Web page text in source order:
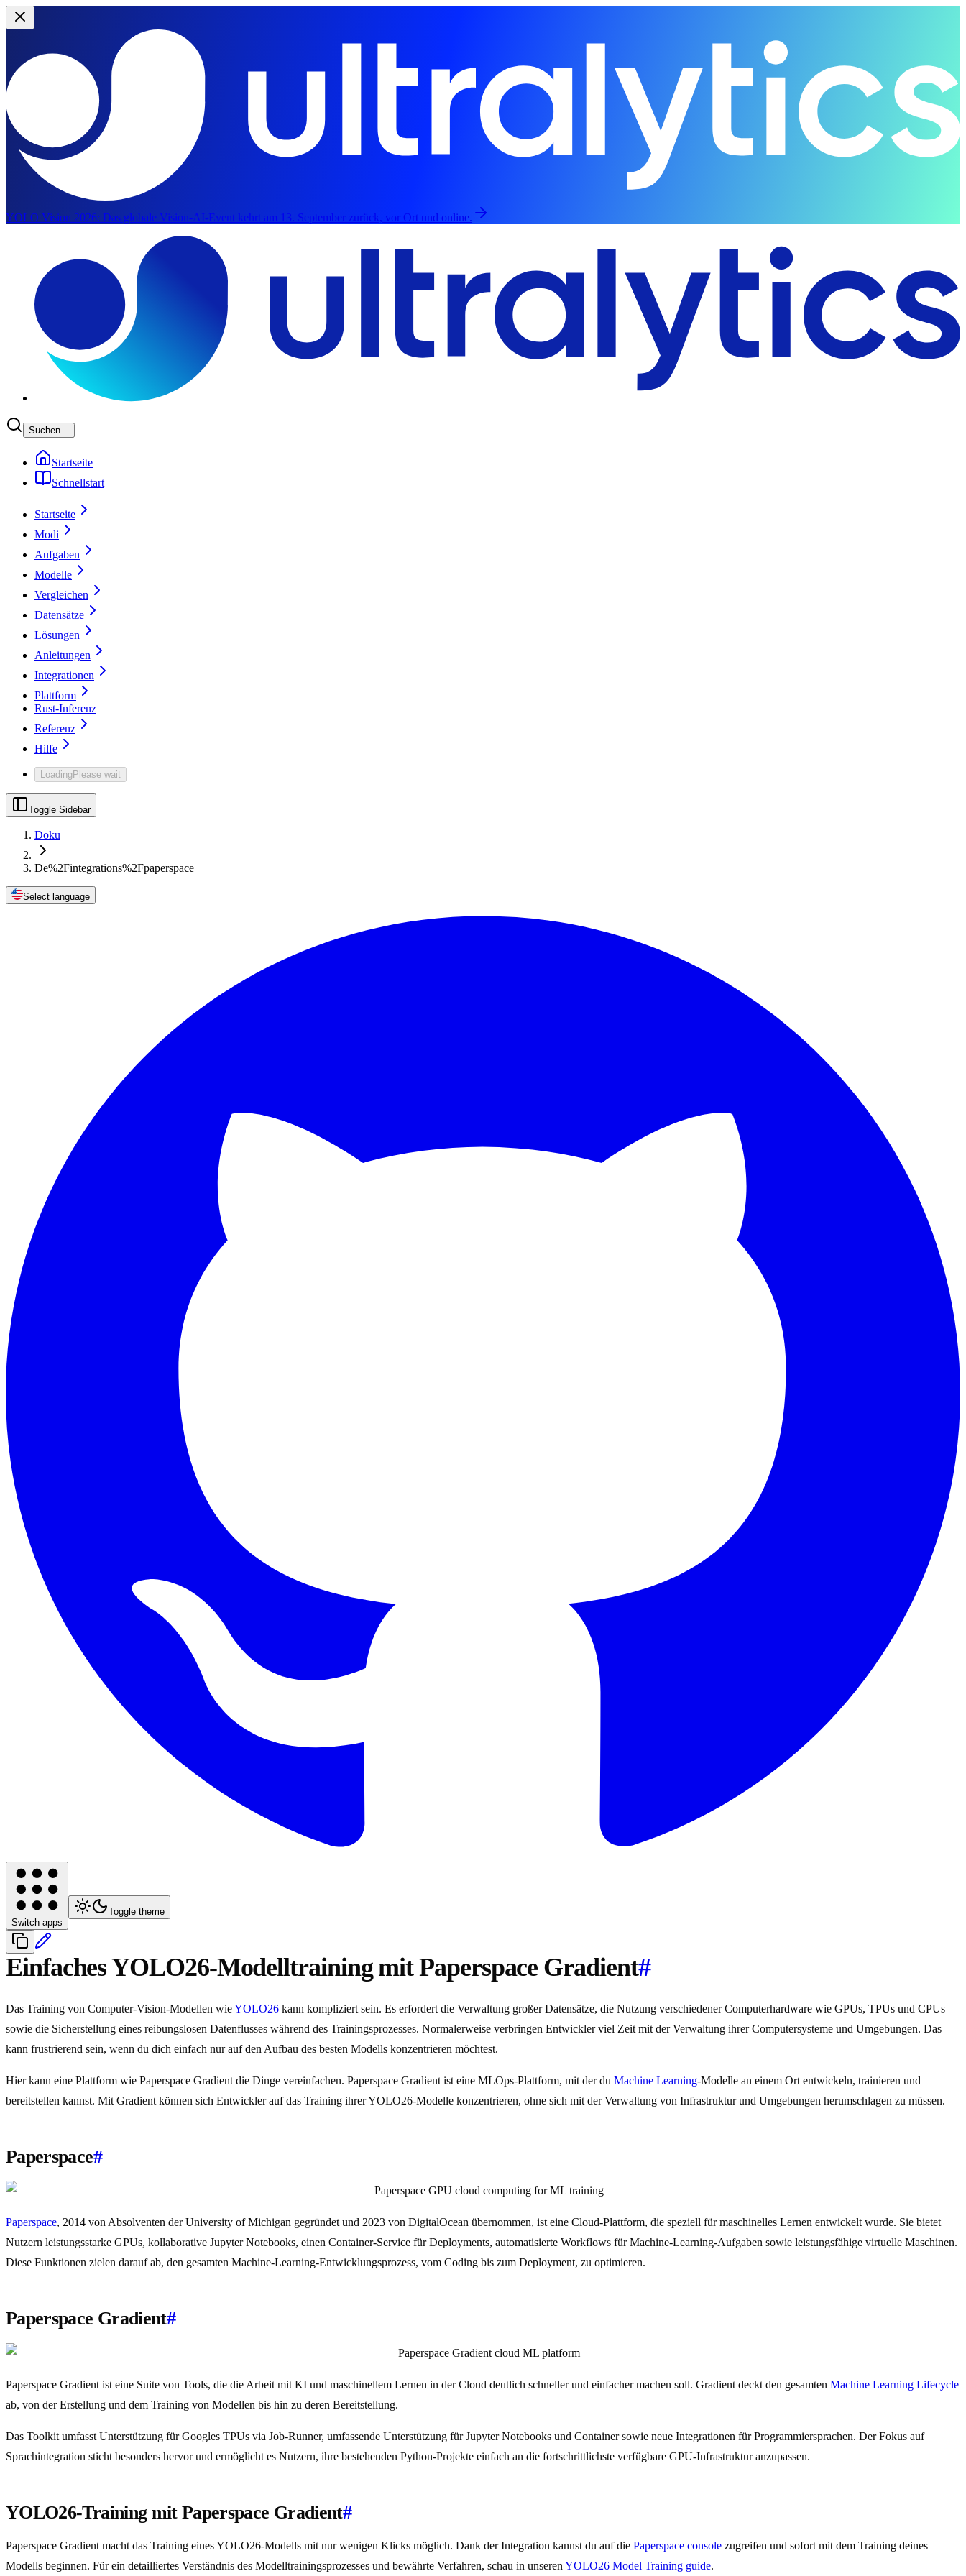
YOLO Vision 2026: Das globale Vision-AI-Event kehrt am 13. September zurück, vor Ort und online.
Suchen...
Startseite
Schnellstart
Startseite
Modi
Aufgaben
Modelle
Vergleichen
Datensätze
Lösungen
Anleitungen
Integrationen
Plattform
Rust-Inferenz
Referenz
Hilfe
LoadingPlease wait
Toggle Sidebar
Doku
De%2Fintegrations%2Fpaperspace
Select language
Switch apps
Toggle theme
Einfaches YOLO26-Modelltraining mit Paperspace Gradient#
Das Training von Computer-Vision-Modellen wieYOLO26 kann kompliziert sein. Es erfordert die Verwaltung großer Datensätze, die Nutzung verschiedener Computerhardware wie GPUs, TPUs und CPUs
sowie die Sicherstellung eines reibungslosen Datenflusses während des Trainingsprozesses. Normalerweise verbringen Entwickler viel Zeit mit der Verwaltung ihrer Computersysteme und Umgebungen. Das
kann frustrierend sein, wenn du dich einfach nur auf den Aufbau des besten Modells konzentrieren möchtest.
Hier kann eine Plattform wie Paperspace Gradient die Dinge vereinfachen. Paperspace Gradient ist eine MLOps-Plattform, mit der du Machine Learning-Modelle an einem Ort entwickeln, trainieren und
bereitstellen kannst. Mit Gradient können sich Entwickler auf das Training ihrer YOLO26-Modelle konzentrieren, ohne sich mit der Verwaltung von Infrastruktur und Umgebungen herumschlagen zu müssen.
Paperspace#
Paperspace, 2014 von Absolventen der University of Michigan gegründet und 2023 von DigitalOcean übernommen, ist eine Cloud-Plattform, die speziell für maschinelles Lernen entwickelt wurde. Sie bietet
Nutzern leistungsstarke GPUs, kollaborative Jupyter Notebooks, einen Container-Service für Deployments, automatisierte Workflows für Machine-Learning-Aufgaben sowie leistungsfähige virtuelle Maschinen.
Diese Funktionen zielen darauf ab, den gesamten Machine-Learning-Entwicklungsprozess, vom Coding bis zum Deployment, zu optimieren.
Paperspace Gradient#
Paperspace Gradient ist eine Suite von Tools, die die Arbeit mit KI und maschinellem Lernen in der Cloud deutlich schneller und einfacher machen soll. Gradient deckt den gesamten Machine Learning Lifecycle
ab, von der Erstellung und dem Training von Modellen bis hin zu deren Bereitstellung.
Das Toolkit umfasst Unterstützung für Googles TPUs via Job-Runner, umfassende Unterstützung für Jupyter Notebooks und Container sowie neue Integrationen für Programmiersprachen. Der Fokus auf
Sprachintegration sticht besonders hervor und ermöglicht es Nutzern, ihre bestehenden Python-Projekte einfach an die fortschrittlichste verfügbare GPU-Infrastruktur anzupassen.
YOLO26-Training mit Paperspace Gradient#
Paperspace Gradient macht das Training eines YOLO26-Modells mit nur wenigen Klicks möglich. Dank der Integration kannst du auf die Paperspace console zugreifen und sofort mit dem Training deines
Modells beginnen. Für ein detailliertes Verständnis des Modelltrainingsprozesses und bewährte Verfahren, schau in unseren YOLO26 Model Training guide.